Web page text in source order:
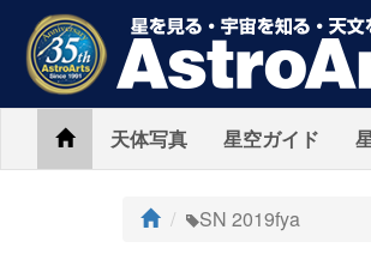
Home天体写真 星空ガイド
ト
SN 2019fya